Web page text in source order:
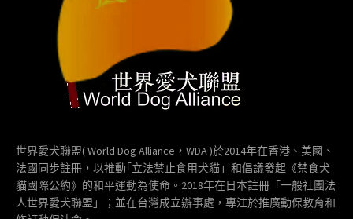
世界愛犬聯盟( World Dog Alliance，WDA )於2014年在香港、美國、
法國同步註冊，以推動｢立法禁止食用犬貓」和倡議發起《禁食犬
貓國際公約》的和平運動為使命。2018年在日本註冊「一般社團法
人世界愛犬聯盟」；並在台灣成立辦事處，專注於推廣動保教育和